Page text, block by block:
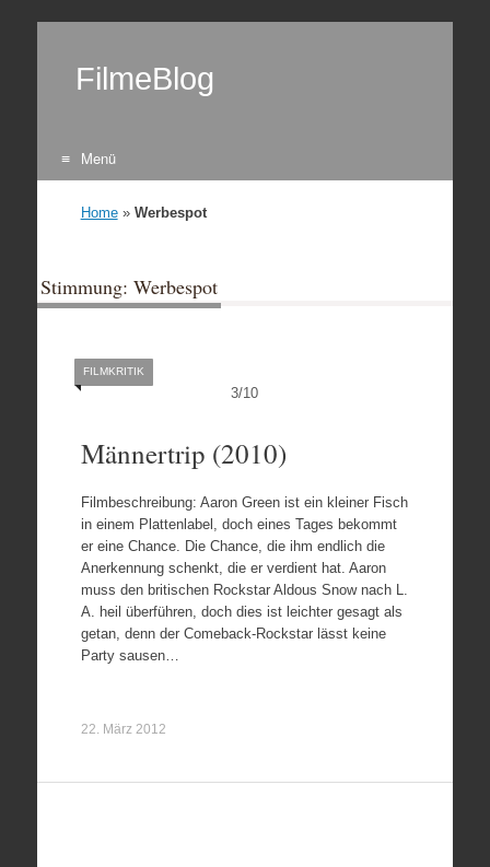
FilmeBlog
Menü
Home» Werbespot
Stimmung: Werbespot
3/10
FILMKRITIK
Männertrip (2010)
Filmbeschreibung: Aaron Green ist ein kleiner Fisch
in einem Plattenlabel, doch eines Tages bekommt
er eine Chance. Die Chance, die ihm endlich die
Anerkennung schenkt, die er verdient hat. Aaron
muss den britischen Rockstar Aldous Snow nach L.
A. heil überführen, doch dies ist leichter gesagt als
getan, denn der Comeback-Rockstar lässt keine
Party sausen…
22. März 2012